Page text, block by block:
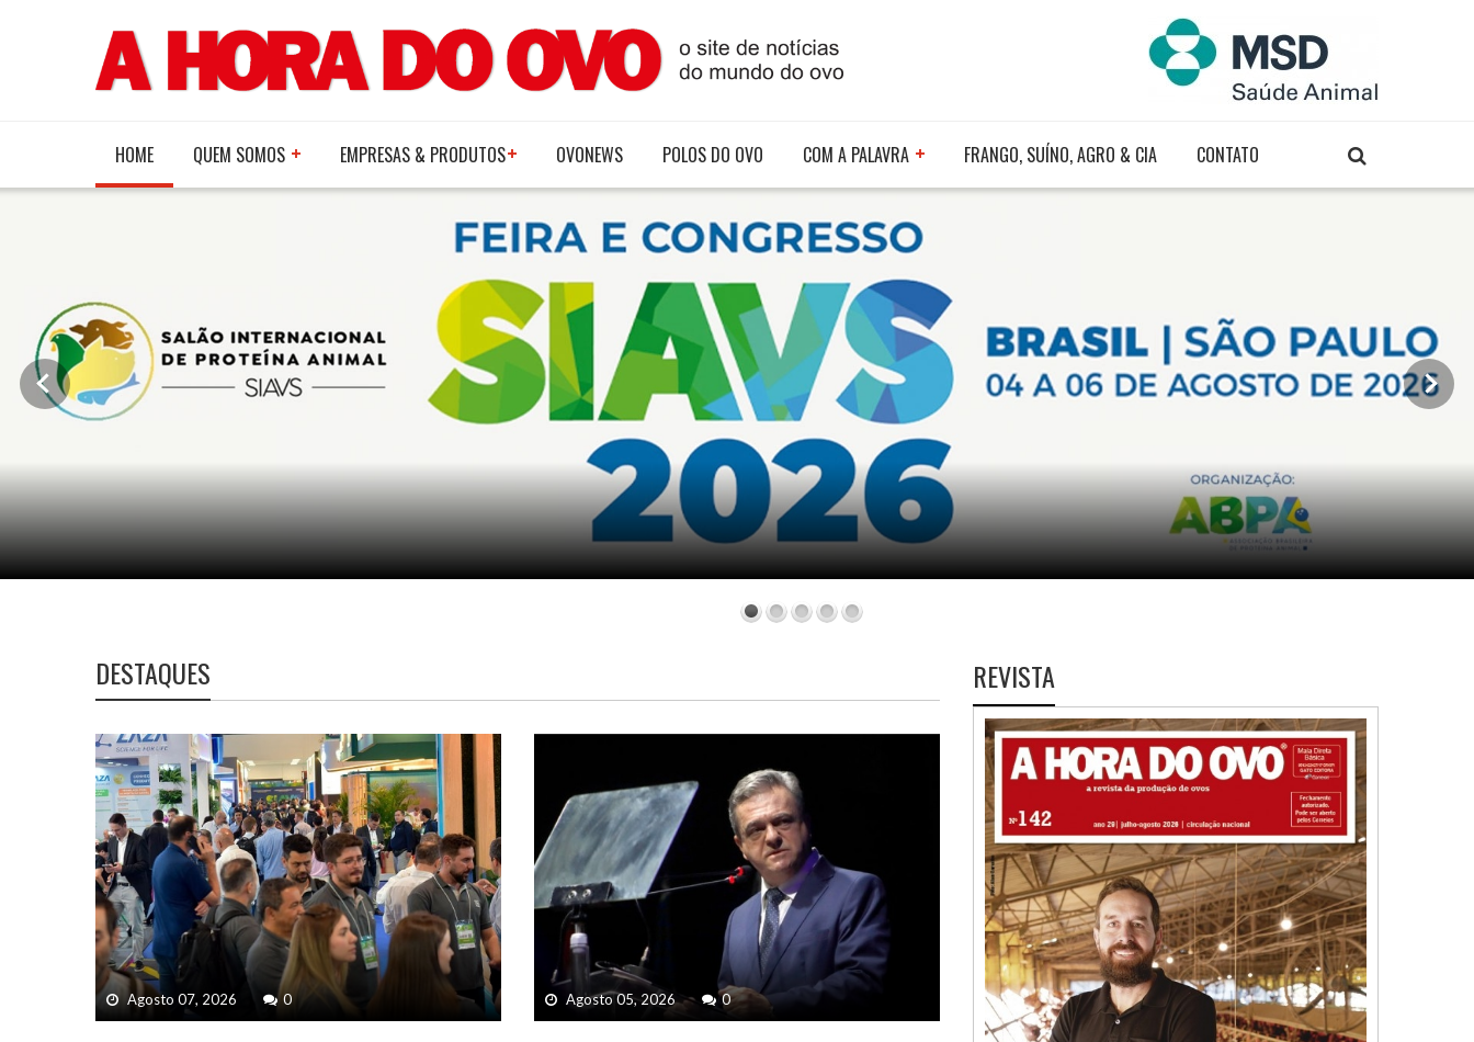
HOME QUEM SOMOS EMPRESAS & PRODUTOS OVONEWS POLOS DO OVO COM A PALAVRA FRANGO, SUÍNO, AGRO & CIA CONTATO
DESTAQUES
Agosto 07, 2026 0 Agosto 05, 2026 0
REVISTA